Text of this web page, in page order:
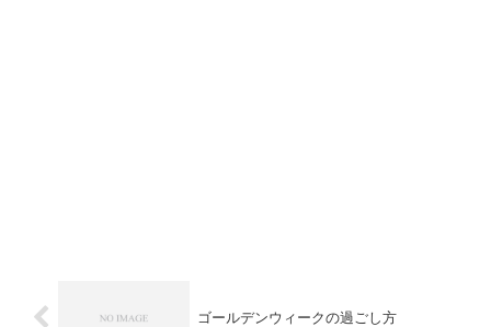
ゴールデンウィークの過ごし方